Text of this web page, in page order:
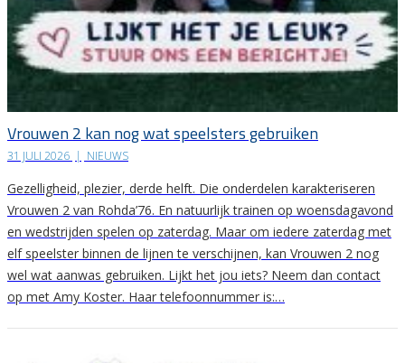
Vrouwen 2 kan nog wat speelsters gebruiken
31 JULI 2026 | NIEUWS
Gezelligheid, plezier, derde helft. Die onderdelen karakteriseren
Vrouwen 2 van Rohda’76. En natuurlijk trainen op woensdagavond
en wedstrijden spelen op zaterdag. Maar om iedere zaterdag met
elf speelster binnen de lijnen te verschijnen, kan Vrouwen 2 nog
wel wat aanwas gebruiken. Lijkt het jou iets? Neem dan contact
op met Amy Koster. Haar telefoonnummer is:…